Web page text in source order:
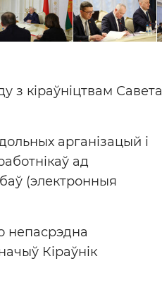
з кіраўніцтвам Савета
арганізацый і
ад
(электронныя
непасрэдна
Кіраўнік